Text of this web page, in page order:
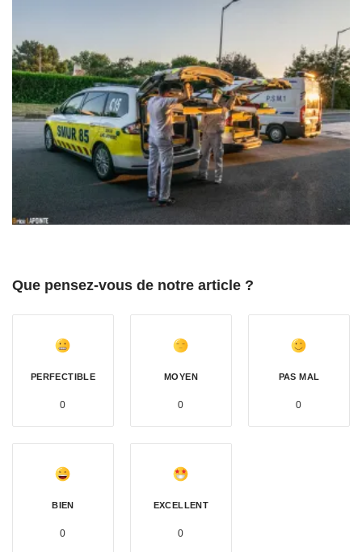
Que pensez-vous de notre article ?
PERFECTIBLE
0
MOYEN
0
PAS MAL
0
BIEN
0
EXCELLENT
0